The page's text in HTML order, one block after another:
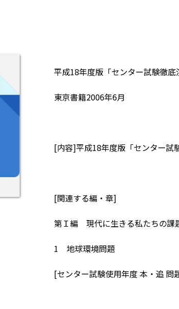
平成18年度版「センター試験徹
東京書籍2006年6月
[内容]平成18年度版「センター試
[関連する編・章]
第Ｉ編 現代に生きる私たちの課
1 地球環境問題
[センター試験使用年度 本・追 問